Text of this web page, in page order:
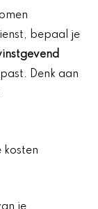
bepaal je
Denk aan
kosten